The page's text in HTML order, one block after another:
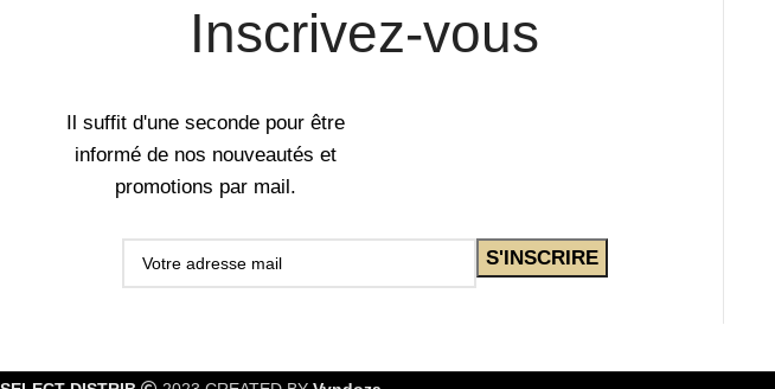
Inscrivez-vous
Il suffit d'une seconde pour être
informé de nos nouveautés et
promotions par mail.